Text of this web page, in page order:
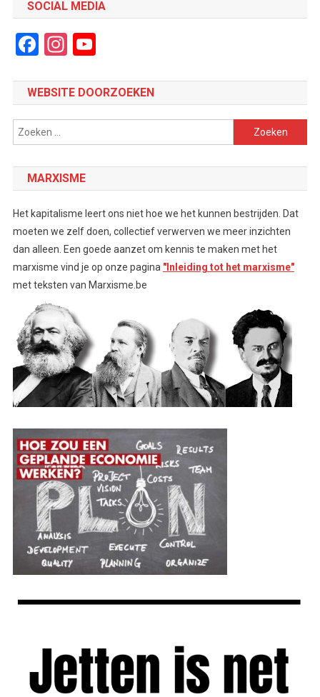
SOCIAL MEDIA
Facebook
Instagram
YouTube
WEBSITE DOORZOEKEN
Zoeken
naar:
MARXISME
Het kapitalisme leert ons niet hoe we het kunnen bestrijden. Dat
moeten we zelf doen, collectief verwerven we meer inzichten
dan alleen. Een goede aanzet om kennis te maken met het
marxisme vind je op onze pagina "Inleiding tot het marxisme"
met teksten van Marxisme.be